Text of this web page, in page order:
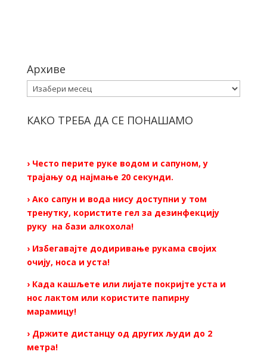
Архиве
Архиве
КАКО ТРЕБА ДА СЕ ПОНАШАМО
› Често перите руке водом и сапуном, у
трајању од најмање 20 секунди.
› Ако сапун и вода нису доступни у том
тренутку, користите гел за дезинфекцију
руку на бази алкохола!
› Избегавајте додиривање рукама својих
очију, носа и уста!
› Када кашљете или лијате покријте уста и
нос лактом или користите папирну
марамицу!
› Држите дистанцу од других људи до 2
метра!